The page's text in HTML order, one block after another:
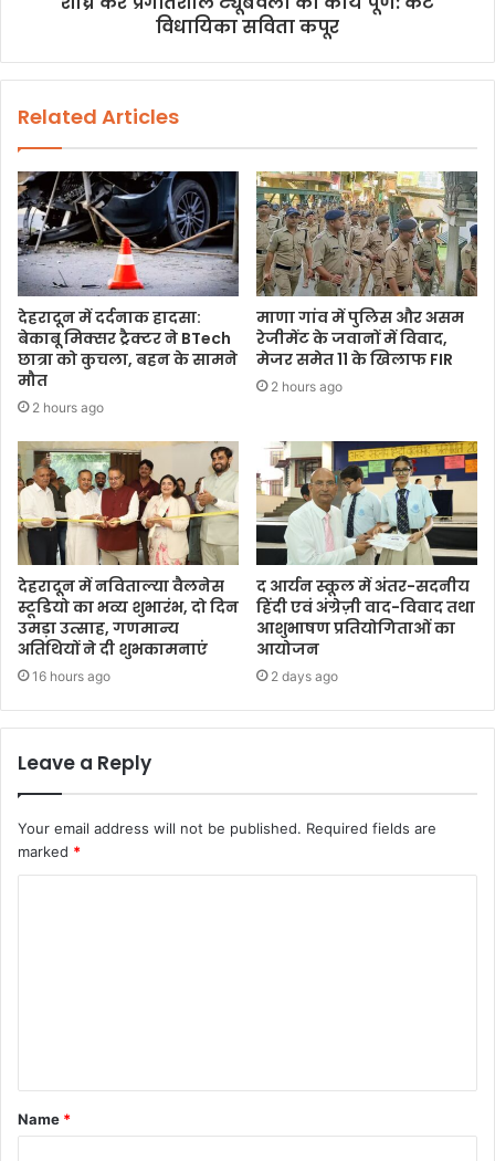
विधायिका सविता कपूर
Related Articles
देहरादून में दर्दनाक हादसा:
बेकाबू मिक्सर ट्रैक्टर ने BTech
छात्रा को कुचला, बहन के सामने
मौत
2 hours ago
माणा गांव में पुलिस और असम
रेजीमेंट के जवानों में विवाद,
मेजर समेत 11 के खिलाफ FIR
2 hours ago
देहरादून में नविताल्या वैलनेस
स्टूडियो का भव्य शुभारंभ, दो दिन
उमड़ा उत्साह, गणमान्य
अतिथियों ने दी शुभकामनाएं
16 hours ago
द आर्यन स्कूल में अंतर-सदनीय
हिंदी एवं अंग्रेज़ी वाद-विवाद तथा
आशुभाषण प्रतियोगिताओं का
आयोजन
2 days ago
Leave a Reply
Your email address will not be published. Required fields are
marked *
t
*
Name *